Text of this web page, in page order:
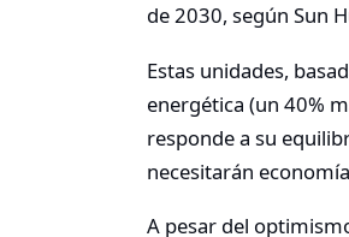
de 2030, según Sun
Estas unidades,
energética (un 40%
responde a su
necesitarán
A pesar del